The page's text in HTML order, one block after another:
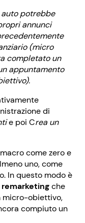
potrebbe
annunci
(micro
completato un
appuntamento
di
e poi Crea un
come zero e
uno, come
In questo modo è
che
micro-obiettivo,
compiuto un